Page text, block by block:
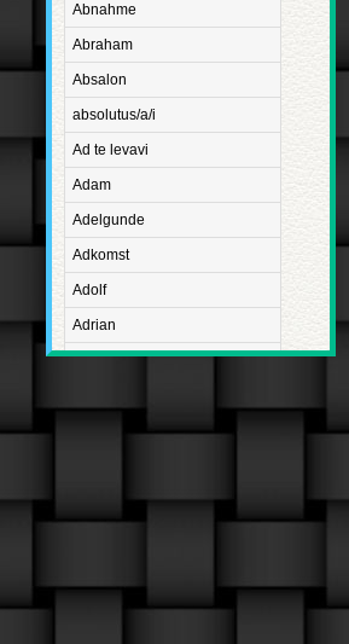
Abnahme
Abraham
Absalon
absolutus/a/i
Ad te levavi
Adam
Adelgunde
Adkomst
Adolf
Adrian
Advent
Aetatis suae
Agapetus